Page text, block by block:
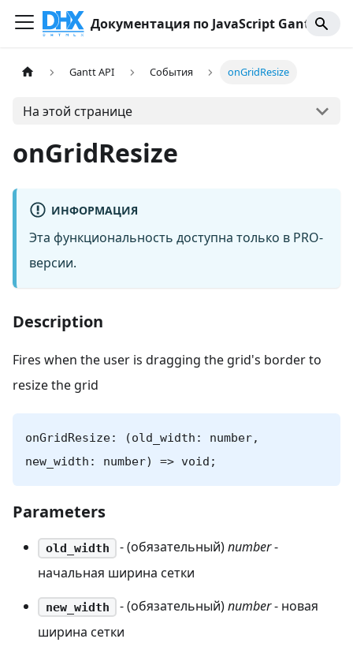
Документация по JavaScript Gantt
Gantt API События onGridResize
На этой странице
onGridResize
ИНФОРМАЦИЯ
Эта функциональность доступна только в PRO-
версии.
Description
Fires when the user is dragging the grid's border to
resize the grid
onGridResize: (old_width: number,
new_width: number) => void;
Parameters
old_width - (обязательный)number-
начальная ширина сетки
new_width - (обязательный)number- новая
ширина сетки